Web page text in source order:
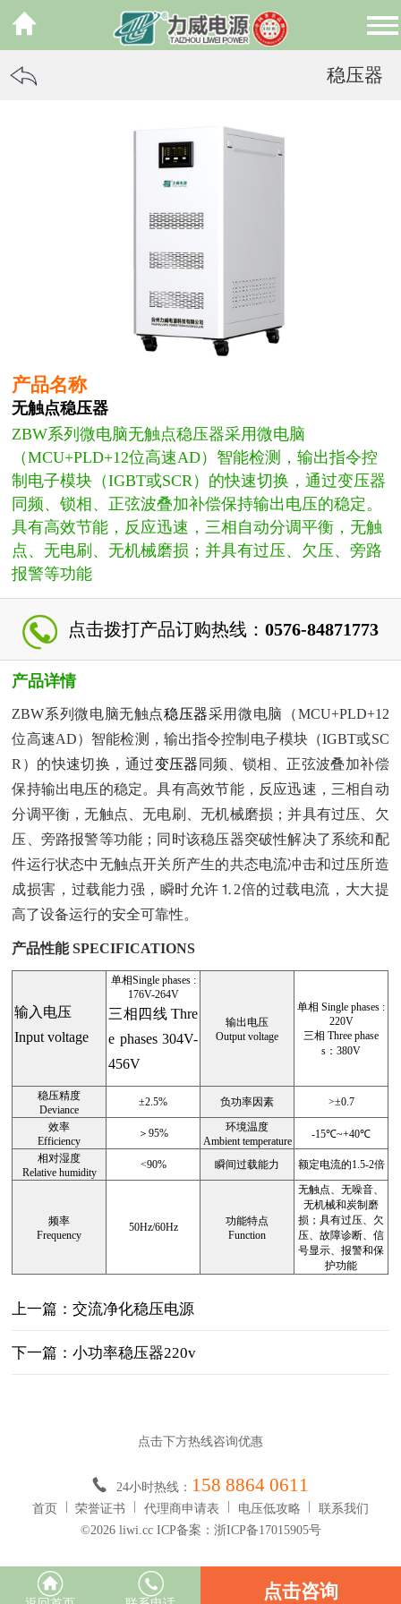
稳压器
产品名称
无触点稳压器
ZBW系列微电脑无触点稳压器采用微电脑
（MCU+PLD+12位高速AD）智能检测，输出指令控
制电子模块（IGBT或SCR）的快速切换，通过变压器
同频、锁相、正弦波叠加补偿保持输出电压的稳定。
具有高效节能，反应迅速，三相自动分调平衡，无触
点、无电刷、无机械磨损；并具有过压、欠压、旁路
报警等功能
点击拨打产品订购热线： 0576-84871773
产品详情
ZBW系列微电脑无触点稳压器采用微电脑（MCU+PLD+12
位高速AD）智能检测，输出指令控制电子模块（IGBT或SC
R）的快速切换，通过变压器 同频、锁相、正弦波叠加补偿
保持输出电压的稳定。具有高效节能，反应迅速，三相自动
分调平衡，无触点、无电刷、无机械磨损；并具有过压、欠
压、旁路报警等功能；同时该稳压器突破性解决了系统和配
件运行状态中无触点开关所产生的共态电流冲击和过压所造
成损害，过载能力强，瞬时允许⒈2倍的过载电流，大大提
高了设备运行的安全可靠性。
产品性能 SPECIFICATIONS
输入电压
Input voltage
单相Single phases :
176V-264V
三相四线 Thre
e phases 304V-
456V
输出电压
Output voltage
单相 Single phases :
220V
三相 Three phase
s：380V
稳压精度
Deviance
±2.5% 负功率因素
>±0.7
效率
Efficiency
＞95%
环境温度
Ambient temperature
-15℃~+40℃
相对湿度
Relative humidity
<90% 瞬间过载能力 额定电流的1.5-2倍
频率
Frequency
50Hz/60Hz
功能特点
Function
无触点、无噪音、
无机械和炭制磨
损；具有过压、欠
压、故障诊断、信
号显示、报警和保
护功能
上一篇：交流净化稳压电源
下一篇：小功率稳压器220v
点击下方热线咨询优惠
24小时热线： 158 8864 0611
首页 荣誉证书 代理商申请表 电压低攻略
联系我们
©2026 liwi.cc ICP备案：浙ICP备17015905号
点击咨询